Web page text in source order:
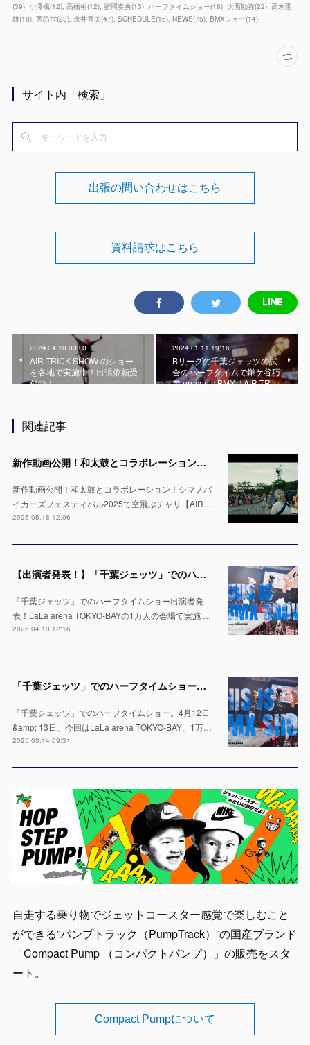
(39) 小澤楓(12) 高橋彬(12) 密岡奏央(13) ハーフタイムショー(18) 大西勘弥(22) 高木聖
雄(18) 西昂世(23) 永井秀夫(47) SCHEDULE(16) NEWS(75) BMXショー(14)
サイト内「検索」
出張の問い合わせはこちら
資料請求はこちら
2024.04.10 03:00
AIR TRICK SHOW のショー
を各地で実施中！出張依頼受
付中！
2024.01.11 19:16
Bリーグの千葉ジェッツの試
合のハーフタイムで鎌ケ谷巧
業 presents BMX「AIR TR…
関連記事
新作動画公開！和太鼓とコラボレーション！シマノバイカーズフェスティバル2025で空飛ぶチャリ【AIR TRICK SHOW】
新作動画公開！和太鼓とコラボレーション！シマノバ
イカーズフェスティバル2025で空飛ぶチャリ【AIR …
2025.08.18 12:06
【出演者発表！】「千葉ジェッツ」でのハーフタイムショー LaLa arena TOKYO-BAYの1万人の会場で実施 ※4月12日 & 13日
「千葉ジェッツ」でのハーフタイムショー出演者発
表！LaLa arena TOKYO-BAYの1万人の会場で実施 …
2025.04.10 12:16
「千葉ジェッツ」でのハーフタイムショー出演決定！LaLa arena TOKYO-BAYの1万人の会場で実施 ※4月12日 & 13日
「千葉ジェッツ」でのハーフタイムショー。4月12日
&amp; 13日、今回はLaLa arena TOKYO-BAY、1万…
2025.03.14 09:31
自走する乗り物でジェットコースター感覚で楽しむこと
ができる”パンプトラック（PumpTrack）”の国産ブランド
「Compact Pump （コンパクトパンプ）」の販売をスタ
ート。
Compact Pumpについて